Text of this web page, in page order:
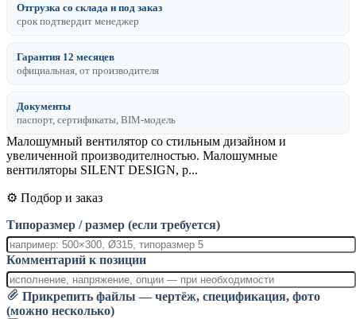
Отгрузка со склада и под заказ
срок подтвердит менеджер
Гарантия 12 месяцев
официальная, от производителя
Документы
паспорт, сертификаты, BIM-модель
Малошумный вентилятор со стильным дизайном и
увеличенной производителностью. Малошумные
вентиляторы SILENT DESIGN, р...
⚙️ Подбор и заказ
Типоразмер / размер (если требуется)
Комментарий к позиции
Прикрепить файлы — чертёж, спецификация, фото
(можно несколько)